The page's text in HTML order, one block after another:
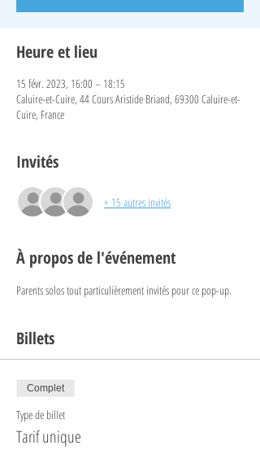
Heure et lieu
15 févr. 2023, 16:00 – 18:15
Caluire-et-Cuire, 44 Cours Aristide Briand, 69300 Caluire-et-
Cuire, France
Invités
+ 15 autres invités
À propos de l'événement
Parents solos tout particulièrement invités pour ce pop-up.
Billets
Complet
Type de billet
Tarif unique